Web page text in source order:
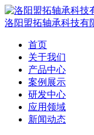
洛阳盟拓轴承科技有
首页
关于我们
产品中心
案例展示
研发中心
应用领域
新闻动态